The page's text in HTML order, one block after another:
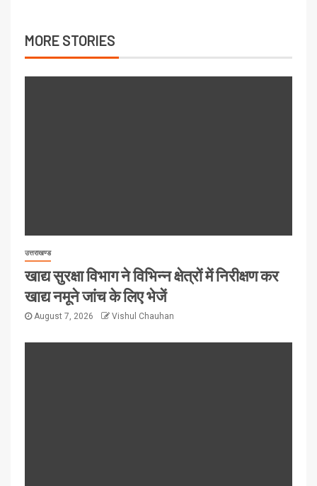
MORE STORIES
उत्तराखण्ड
खाद्य सुरक्षा विभाग ने विभिन्न क्षेत्रों में निरीक्षण कर
खाद्य नमूने जांच के लिए भेजें
August 7, 2026 Vishul Chauhan